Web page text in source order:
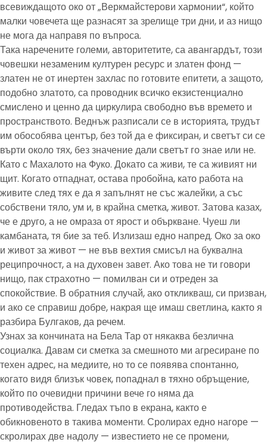
всевиждащото око от „Веркмайстерови хармонии“, който
малки човечета ще разнасят за зрелище три дни, и аз нищо
не мога да направя по въпроса.
Така наречените големи, авторитетите, са авангардът, този
човешки незаменим културен ресурс и златен фонд —
златен не от инертен захлас по готовите епитети, а защото,
подобно златото, са проводник всичко екзистенциално
смислено и ценно да циркулира свободно във времето и
пространството. Веднъж разписали се в историята, трудът
им обособява център, без той да е фиксиран, и светът си се
върти около тях, без значение дали светът го знае или не.
Като с Махалото на Фуко. Докато са живи, те са живият ни
щит. Когато отпаднат, остава пробойна, като работа на
живите след тях е да я запълнят не със жалейки, а със
собствени тяло, ум и, в крайна сметка, живот. Затова казах,
че е друго, а не омраза от ярост и объркване. Чуеш ли
камбаната, тя бие за теб. Излизаш едно напред. Око за око
и живот за живот — не във вехтия смисъл на буквална
реципрочност, а на духовен завет. Ако това не ти говори
нищо, пак страхотно — помилван си и отреден за
спокойствие. В обратния случай, ако откликваш, си призван,
и ако се справиш добре, накрая ще имаш светлина, както я
разбира Булгаков, да речем.
Узнах за кончината на Бела Тар от някаква безлична
социалка. Давам си сметка за смешното ми агресиране по
техен адрес, на медиите, но то се появява спонтанно,
когато видя близък човек, попаднал в тяхно обръщение,
който по очевидни причини вече го няма да
противодейства. Гледах тъпо в екрана, както е
обикновеното в такива моменти. Сролирах едно нагоре —
скролирах две надолу — известието не се промени,